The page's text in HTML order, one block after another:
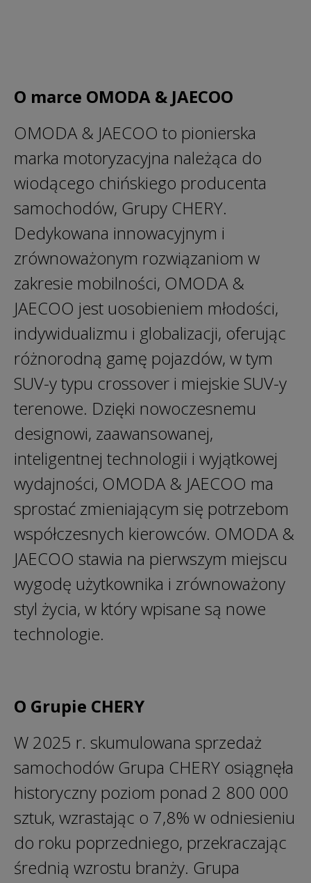
O marce OMODA & JAECOO
OMODA & JAECOO to pionierska
marka motoryzacyjna należąca do
wiodącego chińskiego producenta
samochodów, Grupy CHERY.
Dedykowana innowacyjnym i
zrównoważonym rozwiązaniom w
zakresie mobilności, OMODA &
JAECOO jest uosobieniem młodości,
indywidualizmu i globalizacji, oferując
różnorodną gamę pojazdów, w tym
SUV-y typu crossover i miejskie SUV-y
terenowe. Dzięki nowoczesnemu
designowi, zaawansowanej,
inteligentnej technologii i wyjątkowej
wydajności, OMODA & JAECOO ma
sprostać zmieniającym się potrzebom
współczesnych kierowców. OMODA &
JAECOO stawia na pierwszym miejscu
wygodę użytkownika i zrównoważony
styl życia, w który wpisane są nowe
technologie.
O Grupie CHERY
W 2025 r. skumulowana sprzedaż
samochodów Grupa CHERY osiągnęła
historyczny poziom ponad 2 800 000
sztuk, wzrastając o 7,8% w odniesieniu
do roku poprzedniego, przekraczając
średnią wzrostu branży. Grupa